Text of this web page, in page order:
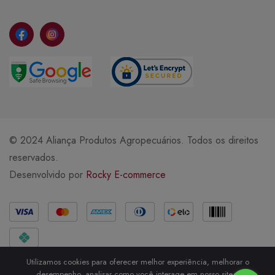
© 2024 Aliança Produtos Agropecuários. Todos os direitos
reservados.
Desenvolvido por Rocky E-commerce
Métodos de Pagamento
Utilizamos cookies para oferecer melhor experiência, melhorar o